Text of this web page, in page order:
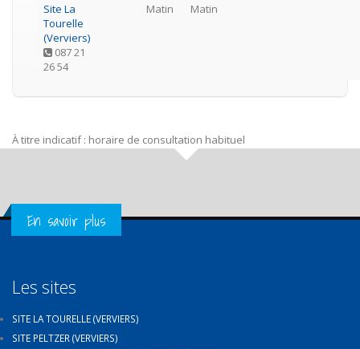
Site La
Tourelle
(Verviers)
087 21
26 54
Matin Matin
À titre indicatif : horaire de consultation habituel
Get in Touch
En savoir plus
Les sites
SITE LA TOURELLE (VERVIERS)
SITE PELTZER (VERVIERS)